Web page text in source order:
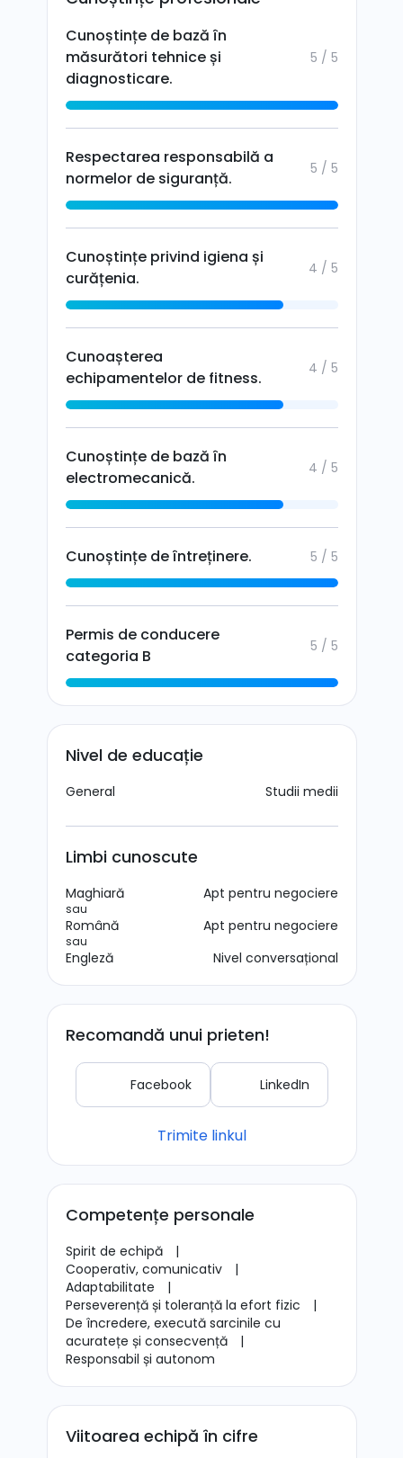
Cunoștințe de bază în
măsurători tehnice și
diagnosticare.
5 / 5
Respectarea responsabilă a
normelor de siguranță.
5 / 5
Cunoștințe privind igiena și
curățenia.
4 / 5
Cunoașterea
echipamentelor de fitness.
4 / 5
Cunoștințe de bază în
electromecanică.
4 / 5
Cunoștințe de întreținere. 5 / 5
Permis de conducere
categoria B
5 / 5
Nivel de educație
General Studii medii
Limbi cunoscute
Maghiară Apt pentru negociere
sau
Română Apt pentru negociere
sau
Engleză Nivel conversațional
Recomandă unui prieten!
Facebook LinkedIn
Trimite linkul
Competențe personale
Spirit de echipă
|
Cooperativ, comunicativ
|
Adaptabilitate
|
Perseverență și toleranță la efort fizic
|
De încredere, execută sarcinile cu
acuratețe și consecvență
|
Responsabil și autonom
Viitoarea echipă în cifre